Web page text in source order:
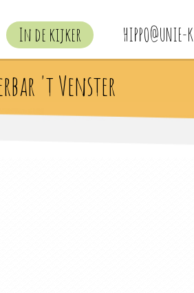
In de kijker HIPPO@UNIE-K
't Venster